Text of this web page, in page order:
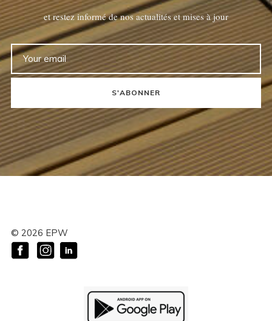
et restez informé de nos actualités et mises à jour
S'ABONNER
© 2026 EPW